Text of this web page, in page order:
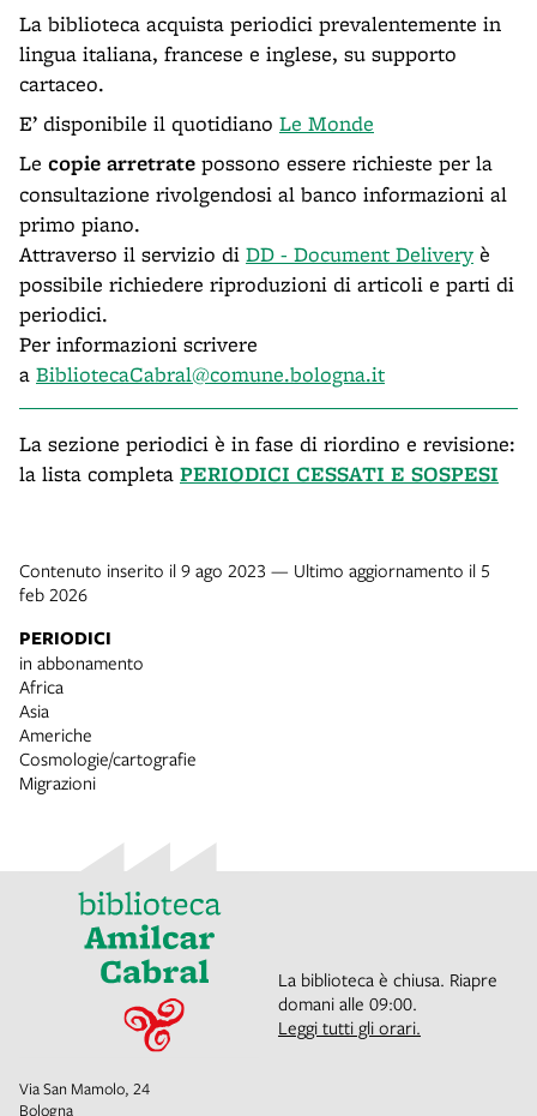
PERIODICI
in abbonamento
Africa
Asia
Americhe
Cosmologie/cartografie
Migrazioni
La biblioteca acquista periodici prevalentemente in
lingua italiana, francese e inglese, su supporto
cartaceo.
E’ disponibile il quotidiano Le Monde
Le copie arretrate possono essere richieste per la
consultazione rivolgendosi al banco informazioni al
primo piano.
Attraverso il servizio di DD - Document Delivery è
possibile richiedere riproduzioni di articoli e parti di
periodici.
Per informazioni scrivere
a BibliotecaCabral@comune.bologna.it
La sezione periodici è in fase di riordino e revisione:
la lista completa PERIODICI CESSATI E SOSPESI
Contenuto inserito il 9 ago 2023 — Ultimo aggiornamento il 5
feb 2026
La biblioteca è chiusa. Riapre
domani alle 09:00.
Leggi tutti gli orari.
Via San Mamolo, 24
Bologna